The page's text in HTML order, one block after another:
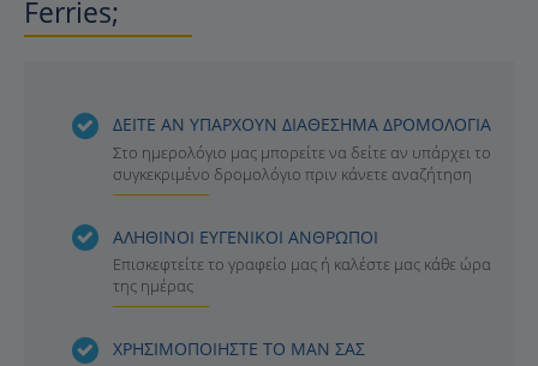
Ferries;
ΔΕΙΤΕ ΑΝ ΥΠΑΡΧΟΥΝ ΔΙΑΘΕΣΗΜΑ ΔΡΟΜΟΛΟΓΙΑ
Στο ημερολόγιο μας μπορείτε να δείτε αν υπάρχει το
συγκεκριμένο δρομολόγιο πριν κάνετε αναζήτηση
ΑΛΗΘΙΝΟΙ ΕΥΓΕΝΙΚΟΙ ΑΝΘΡΩΠΟΙ
Επισκεφτείτε το γραφείο μας ή καλέστε μας κάθε ώρα
της ημέρας
ΧΡΗΣΙΜΟΠΟΙΗΣΤΕ ΤΟ ΜΑΝ ΣΑΣ